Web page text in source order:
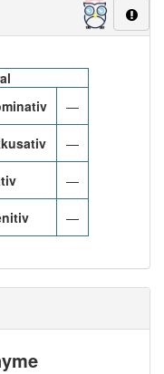
Bereich
den Artikel—
—
—
—